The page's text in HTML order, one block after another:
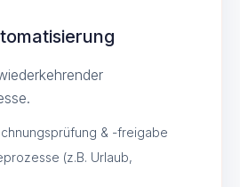
& -freigabe
(z.B. Urlaub,